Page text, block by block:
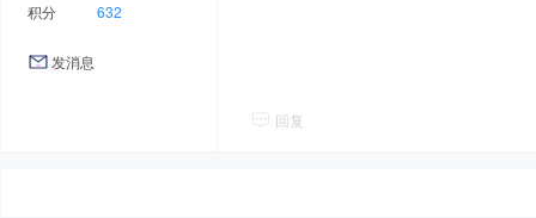
积分 632
发消息
回复